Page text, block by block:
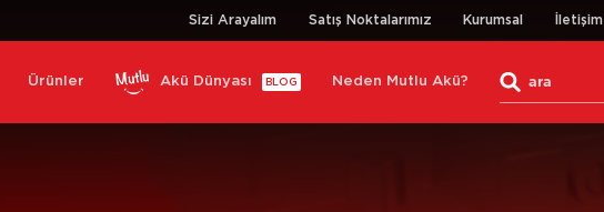
Sizi Arayalım Satış Noktalarımız Kurumsal İletişim
Ürünler Akü Dünyası BLOG Neden Mutlu Akü?